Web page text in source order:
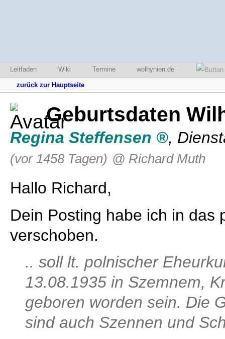
Leitfaden Wiki Termine wolhynien.de
zurück zur Hauptseite
Geburtsdaten
Regina Steffensen ,
(vor 1458 Tagen) @ Richard Muth
Hallo Richard,
Dein Posting habe ich in das
verschoben.
.. soll lt. polnischer
13.08.1935 in Szemnem,
geboren worden sein. Die
sind auch Szennen und